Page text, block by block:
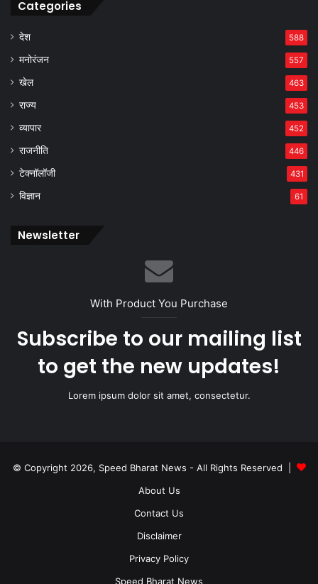
Categories
देश 588
मनोरंजन 557
खेल 463
राज्य 453
व्यापार 452
राजनीति 446
टेक्नॉलॉजी 431
विज्ञान 61
Newsletter
With Product You Purchase
Subscribe to our mailing list
to get the new updates!
Lorem ipsum dolor sit amet, consectetur.
© Copyright 2026, Speed Bharat News - All Rights Reserved |
About Us
Contact Us
Disclaimer
Privacy Policy
Speed Bharat News